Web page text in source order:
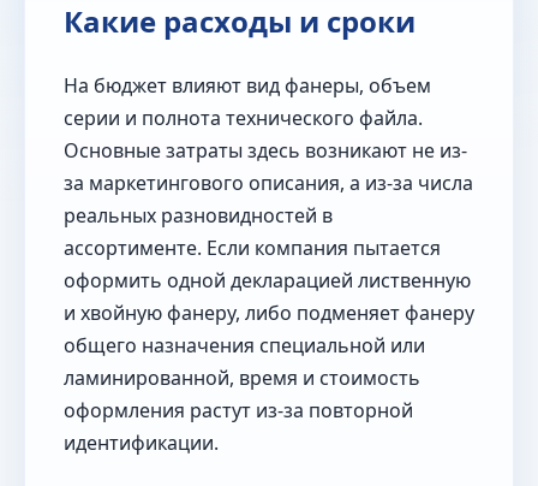
Какие расходы и сроки
На бюджет влияют вид фанеры, объем
серии и полнота технического файла.
Основные затраты здесь возникают не из-
за маркетингового описания, а из-за числа
реальных разновидностей в
ассортименте. Если компания пытается
оформить одной декларацией лиственную
и хвойную фанеру, либо подменяет фанеру
общего назначения специальной или
ламинированной, время и стоимость
оформления растут из-за повторной
идентификации.